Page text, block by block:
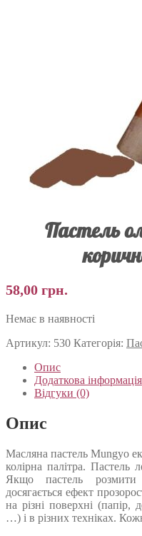
Пастель
58,00 грн.
Немає в наявності
Артикул: 530 Категорія:
Опис
Додаткова інформація
Відгуки (0)
Опис
Масляна пастель Mungyo
колірна палітра. Пастель
Якщо пастель
досягається ефект
на різні поверхні (папір,
…) і в різних техніках.